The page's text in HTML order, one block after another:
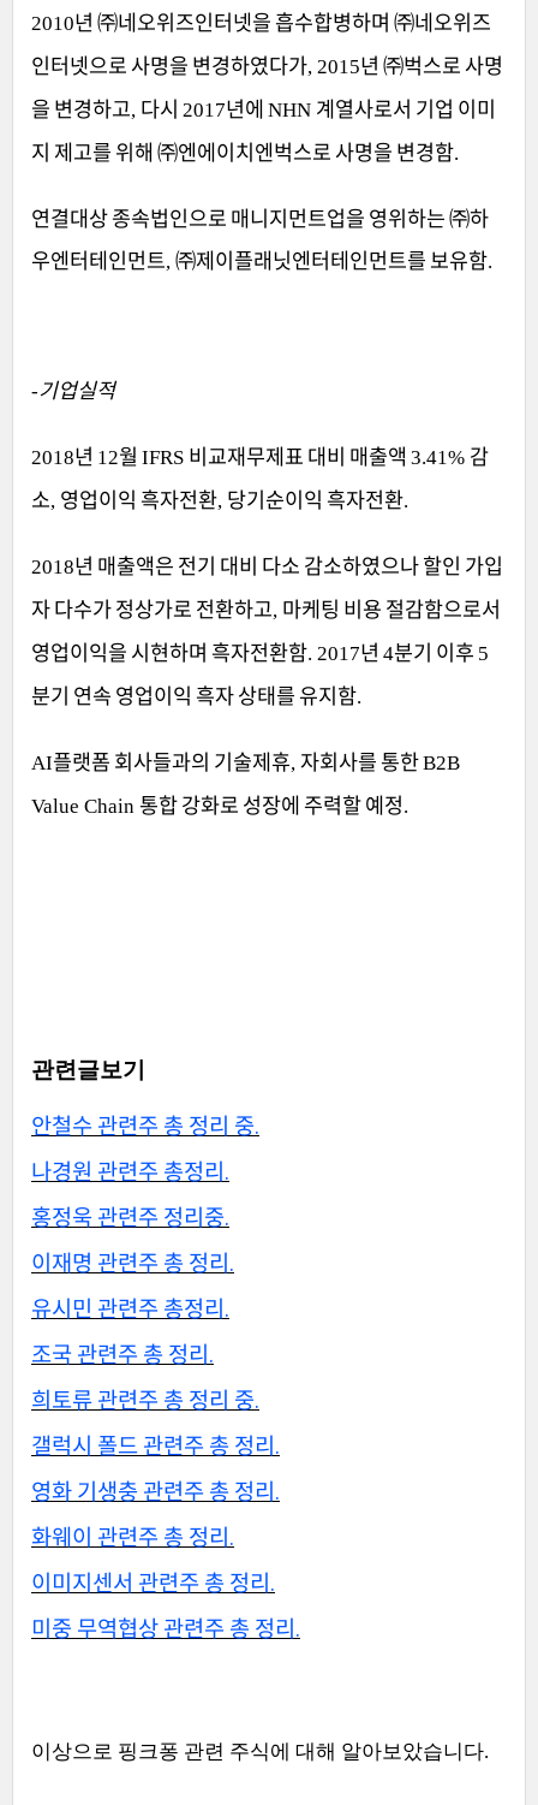
2010년 ㈜네오위즈인터넷을 흡수합병하며 ㈜네오위즈
인터넷으로 사명을 변경하였다가, 2015년 ㈜벅스로 사명
을 변경하고, 다시 2017년에 NHN 계열사로서 기업 이미
지 제고를 위해 ㈜엔에이치엔벅스로 사명을 변경함.
연결대상 종속법인으로 매니지먼트업을 영위하는 ㈜하
우엔터테인먼트, ㈜제이플래닛엔터테인먼트를 보유함.
-기업실적
2018년 12월 IFRS 비교재무제표 대비 매출액 3.41% 감
소, 영업이익 흑자전환, 당기순이익 흑자전환.
2018년 매출액은 전기 대비 다소 감소하였으나 할인 가입
자 다수가 정상가로 전환하고, 마케팅 비용 절감함으로서
영업이익을 시현하며 흑자전환함. 2017년 4분기 이후 5
분기 연속 영업이익 흑자 상태를 유지함.
AI플랫폼 회사들과의 기술제휴, 자회사를 통한B2B
Value Chain 통합 강화로 성장에 주력할 예정.
관련글보기
안철수 관련주 총 정리 중.
나경원 관련주 총정리.
홍정욱 관련주 정리중.
이재명 관련주 총 정리.
유시민 관련주 총정리.
조국 관련주 총 정리.
희토류 관련주 총 정리 중.
갤럭시 폴드 관련주 총 정리.
영화 기생충 관련주 총 정리.
화웨이 관련주 총 정리.
이미지센서 관련주 총 정리.
미중 무역협상 관련주 총 정리.
이상으로 핑크퐁 관련 주식에 대해 알아보았습니다.